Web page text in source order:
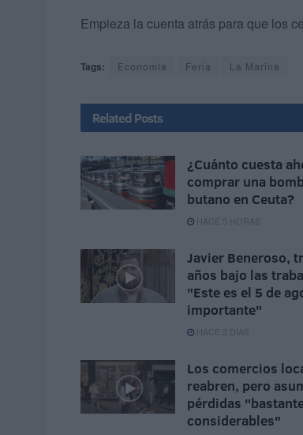
Empieza la cuenta atrás para que los
Tags: Economía Feria La Marina
Related Posts
¿Cuánto cuesta
comprar una
butano en Ceuta?
HACE 5 HORAS
Javier Beneroso,
años bajo las
"Este es el 5 de
importante"
HACE 2 DÍAS
Los comercios
reabren, pero
pérdidas
considerables"